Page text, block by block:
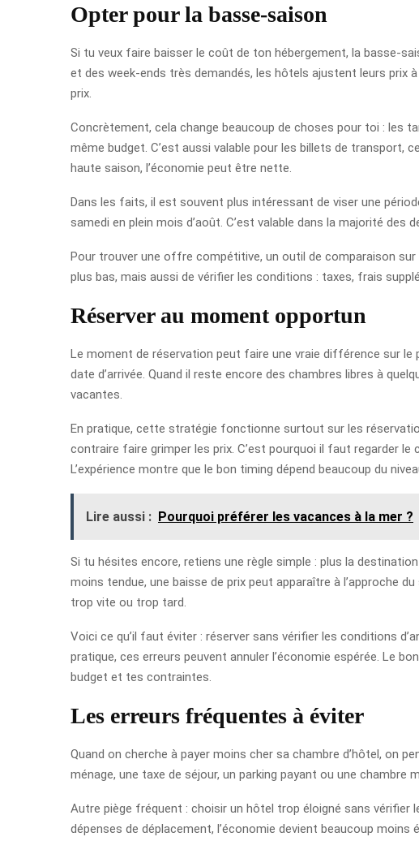
Opter pour la basse-saison
Si tu veux faire baisser le coût de ton hébergement, la basse-
et des week-ends très demandés, les hôtels ajustent leurs prix
prix.
Concrètement, cela change beaucoup de choses pour toi : les
même budget. C’est aussi valable pour les billets de transport,
haute saison, l’économie peut être nette.
Dans les faits, il est souvent plus intéressant de viser une
samedi en plein mois d’août. C’est valable dans la majorité
Pour trouver une offre compétitive, un outil de comparaison sur
plus bas, mais aussi de vérifier les conditions : taxes, frais
Réserver au moment opportun
Le moment de réservation peut faire une vraie différence sur le
date d’arrivée. Quand il reste encore des chambres libres à
vacantes.
En pratique, cette stratégie fonctionne surtout sur les
contraire faire grimper les prix. C’est pourquoi il faut regarder
L’expérience montre que le bon timing dépend beaucoup du
Lire aussi : Pourquoi préférer les vacances à la mer ?
Si tu hésites encore, retiens une règle simple : plus la
moins tendue, une baisse de prix peut apparaître à l’approche
trop vite ou trop tard.
Voici ce qu’il faut éviter : réserver sans vérifier les conditions
pratique, ces erreurs peuvent annuler l’économie espérée. Le
budget et tes contraintes.
Les erreurs fréquentes à éviter
Quand on cherche à payer moins cher sa chambre d’hôtel, on
ménage, une taxe de séjour, un parking payant ou une chambre
Autre piège fréquent : choisir un hôtel trop éloigné sans
dépenses de déplacement, l’économie devient beaucoup